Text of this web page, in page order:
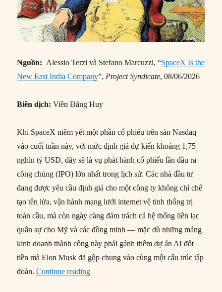
Nguồn: Alessio Terzi và Stefano Marcuzzi, “SpaceX Is the
New East India Company”, Project Syndicate, 08/06/2026
Biên dịch:Viên Đăng Huy
Khi SpaceX niêm yết một phần cổ phiếu trên sàn Nasdaq
vào cuối tuần này, với mức định giá dự kiến khoảng 1,75
nghìn tỷ USD, đây sẽ là vụ phát hành cổ phiếu lần đầu ra
công chúng (IPO) lớn nhất trong lịch sử. Các nhà đầu tư
đang được yêu cầu định giá cho một công ty không chỉ chế
tạo tên lửa, vận hành mạng lưới internet vệ tinh thống trị
toàn cầu, mà còn ngày càng đảm trách cả hệ thống liên lạc
quân sự cho Mỹ và các đồng minh — mặc dù những mảng
kinh doanh thành công này phải gánh thêm dự án AI đốt
tiền mà Elon Musk đã gộp chung vào cùng một cấu trúc tập
đoàn.Continue reading“SpaceX là Công ty Đông Ấn mới?”